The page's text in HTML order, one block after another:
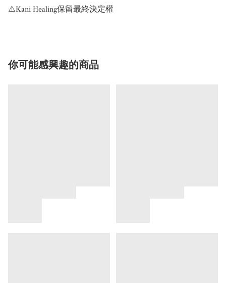
⚠️Kani Healing保留最終決定權
你可能感興趣的商品